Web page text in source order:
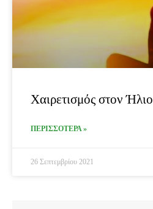
Χαιρετισμός στον Ήλιο
ΠΕΡΙΣΣΟΤΕΡΑ »
26 Σεπτεμβρίου 2021